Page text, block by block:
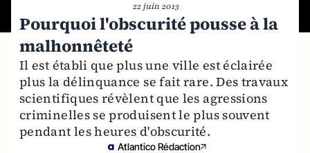
22 juin 2013
Pourquoi l'obscurité pousse à la
malhonnêteté
Il est établi que plus une ville est éclairée
plus la délinquance se fait rare. Des travaux
scientifiques révèlent que les agressions
criminelles se produisent le plus souvent
pendant les heures d'obscurité.
Atlantico Rédaction